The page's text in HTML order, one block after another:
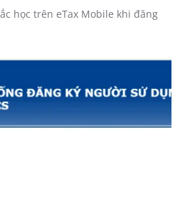
học trên eTax Mobile khi đăng